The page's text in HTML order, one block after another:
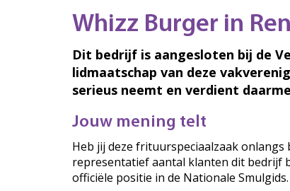
Whizz Burger in
Dit bedrijf is aangesloten bij de
lidmaatschap van deze
serieus neemt en verdient
Jouw mening telt
Heb jij deze frituurspeciaalzaak
representatief aantal klanten dit bedrijf
officiële positie in de Nationale Smulgids.